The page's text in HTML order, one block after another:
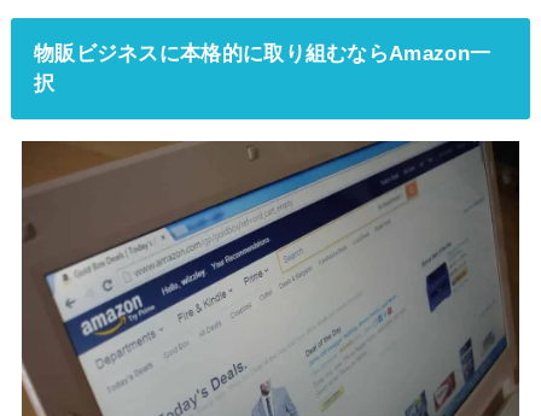
物販ビジネスに本格的に取り組むならAmazon一
択